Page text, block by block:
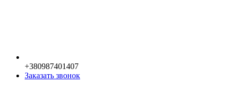
+380987401407
Заказать звонок